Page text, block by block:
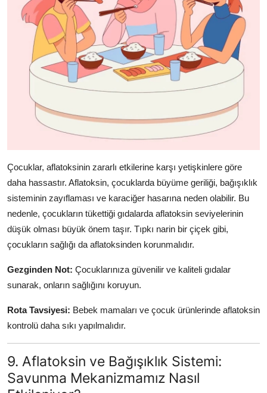
Çocuklar, aflatoksinin zararlı etkilerine karşı yetişkinlere göre
daha hassastır. Aflatoksin, çocuklarda büyüme geriliği, bağışıklık
sisteminin zayıflaması ve karaciğer hasarına neden olabilir. Bu
nedenle, çocukların tükettiği gıdalarda aflatoksin seviyelerinin
düşük olması büyük önem taşır. Tıpkı narin bir çiçek gibi,
çocukların sağlığı da aflatoksinden korunmalıdır.
Gezginden Not: Çocuklarınıza güvenilir ve kaliteli gıdalar
sunarak, onların sağlığını koruyun.
Rota Tavsiyesi: Bebek mamaları ve çocuk ürünlerinde aflatoksin
kontrolü daha sıkı yapılmalıdır.
9. Aflatoksin ve Bağışıklık Sistemi:
Savunma Mekanizmamız Nasıl